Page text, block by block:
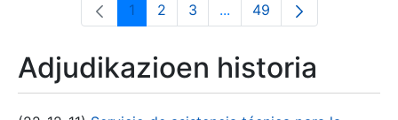
Orrialdea
1 Orrialdea
2 Orrialdea
3 ...Intermediate Pages Use
Orrialdea
49
Adjudikazioen historia